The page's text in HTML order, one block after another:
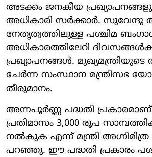
അടക്കം ജനകീയ
അധികാരി സര്‍ക്കാര്‍. സുവേന്ദു
നേതൃത്വത്തിലുള്ള പശ്ചിമ
അധികാരത്തിലേറി
പ്രഖ്യാപനങ്ങള്‍.
ചേര്‍ന്ന സംസ്ഥാന മന്ത്രിസഭ
തീരുമാനം.
അന്നപൂര്‍ണ്ണ പദ്ധതി
പ്രതിമാസം 3,000 രൂപ
നല്‍കുക എന്ന് മന്ത്രി
പറഞ്ഞു. ഈ പദ്ധതി പ്രകാരം